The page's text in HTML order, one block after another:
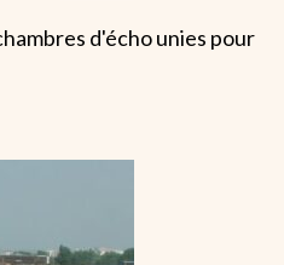
d'écho unies pour